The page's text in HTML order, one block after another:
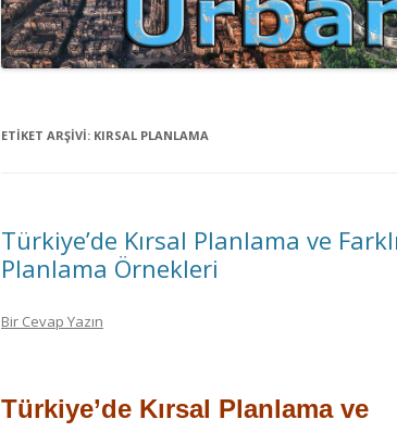
ETIK İLKELER |
ETIKET ARŞIVI: KIRSAL PLANLAMA
Türkiye’de Kırsal Planlama ve
Planlama Örnekleri
Bir Cevap Yazın
Türkiye’de Kırsal Planlama ve